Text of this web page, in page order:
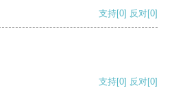
支持[0] 反对[0]
支持[0] 反对[0]